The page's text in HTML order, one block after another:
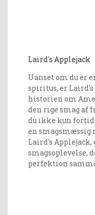
Laird's Applejack
Uanset om du er
spiritus, er
historien om
den rige smag af
du ikke kun
en smagsmæssig
Laird's
smagsoplevelse,
perfektion